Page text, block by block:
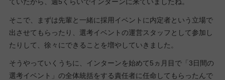
ていたから、週5くらいでインターンに来ていましたね。
そこで、まずは先輩と一緒に採用イベントに内定者という立場で
出させてもらったり、選考イベントの運営スタッフとして参加し
たりして、徐々にできることを増やしていきました。
そうやっていくうちに、インターンを始めて5ヵ月目で「3日間の
選考イベント」の全体統括をする責任者に任命してもらったんで